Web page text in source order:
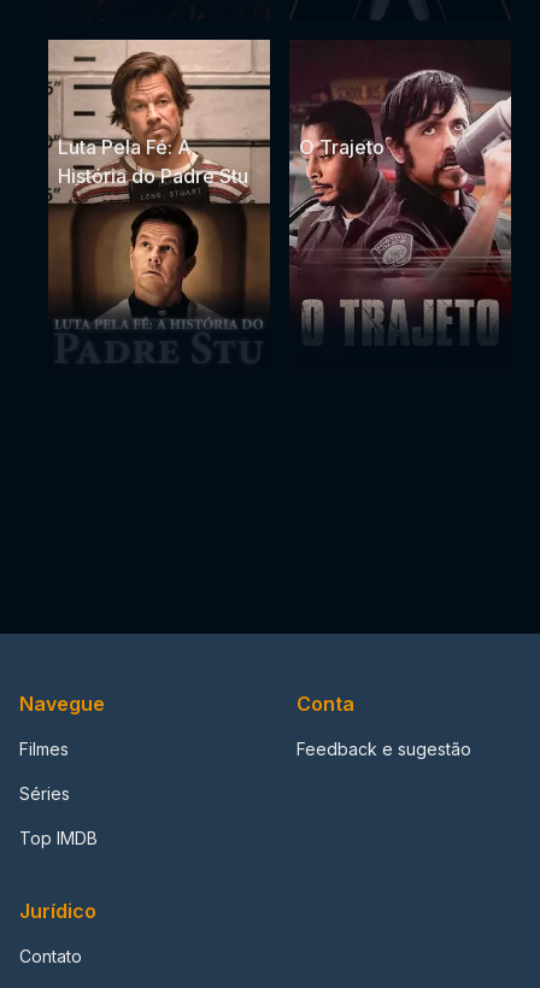
Luta Pela Fé: A
História do Padre Stu
O Trajeto
Navegue
Filmes
Séries
Top IMDB
Conta
Feedback e sugestão
Jurídico
Contato